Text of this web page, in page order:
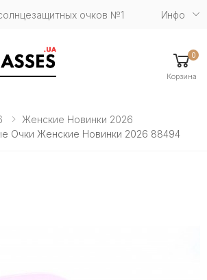
очков №1 Инфо
menu
0
Корзина
Женские Новинки 2026
Очки Женские Новинки 2026 88494